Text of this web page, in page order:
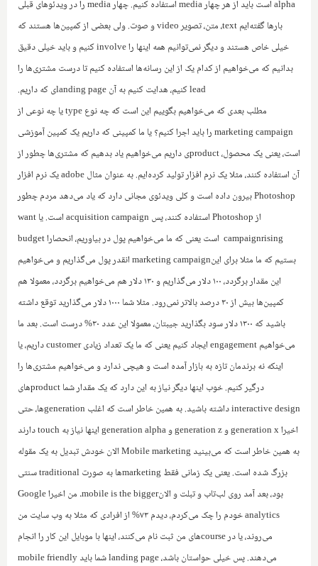
alphaاست باید از هر چهارmediaاستفاده کنیم‌. چهارmediaرا در ویدئوهای قبلی
بارها گفته‌ایمtext، متن، تصویرvideoو صوت. ولی بعضی از کمپین‌ها هستند که
خیلی خاص هستند و دیگر نمی‌توانیم همه اینها راinvolveکنیم و باید خیلی دقیق
بدانیم که می‌خواهیم از کدام یک از این رسانه‌ها استفاده کنیم تا درست مشتری‌ها را
leadکنیم، هدایت کنیم به آنlanding pageی که داریم.‌
مطلب بعدی که می‌خواهیم بگوییم این است که چه نوعtypeیا چه نوعی از
marketing campaignرا باید اجرا کنیم؟‌ یا ما کمپینی که داریم یک کمپین آموزشی
است، یعنی یک محصول،productی داریم می‌خواهیم یاد بدهیم که مشتری‌ها چطور از
آن استفاده کنند، مثلا یک نرم افزار تولید‌ کرده‌ایم. به عنوان مثالadobeیک نرم افزار
Photoshopبیرون داده است و کلی ویدئوی مجانی دارد که یاد می‌دهد مردم چطور
ازPhotoshopاستفاده کنند، پس acquisition campaignاست. یاwant
rising
campaign است یعنی که ما می‌خواهیم پول در بیاوریم، انحصاراbudget
بستیم که ما مثلا برای این‌marketing campaignانقدر پول می‌گذاریم و می‌خواهیم
این مقدار برگردد، ۱۰۰ دلار می‌گذاریم و ۱۳۰ دلار هم می‌خواهیم برگردد، معمولا هم
کمپین‌ها بیش از ۳۰ درصد بالاتر نمی‌رود. مثلا شما ۱۰۰۰ دلار می‌گذارید توقع داشته
باشید که ۱۳۰۰ دلار سود بگذارید جیبتان، معمولا این عدد ۳۰% درست است. بعد ما
می‌خواهیمengagementایجاد کنیم یعنی که ما یک تعداد زیادیcustomerداریم، یا
اینکه نه برندمان تازه به بازار آمده است و هیچی ندارد و می‌خواهیم مشتری‌ها را
درگیر کنیم. خوب اینها دیگر نیاز به این دارد که یک مقدار شماproductهای
interactive designداشته باشید. به همین خاطر است که اغلب generationها، حتی
اخیراgeneration xوgeneration zوgeneration alphaاینها نیاز بهtouchدارند
به همین خاطر است که می‌بینیدMobile marketingالان خودش تبدیل به یک مقوله
بزرگ شده است. یعنی یک زمانی فقطmarketingها به صورتtraditionalسنتی
بود، بعد آمد روی لب‌تاب و تبلت و الان‌mobile is the bigger. من اخیراGoogle
analytics
خودم را چک می‌کردم، دیدم ۷۳% از افرادی که مثلا به وب سایت من
می‌روند، یا درcourseهای من ثبت نام می‌کنند، اینها با موبایل این کار را انجام
می‌دهند. پس خیلی حواستان باشد،landing pageشما بایدmobile friendly